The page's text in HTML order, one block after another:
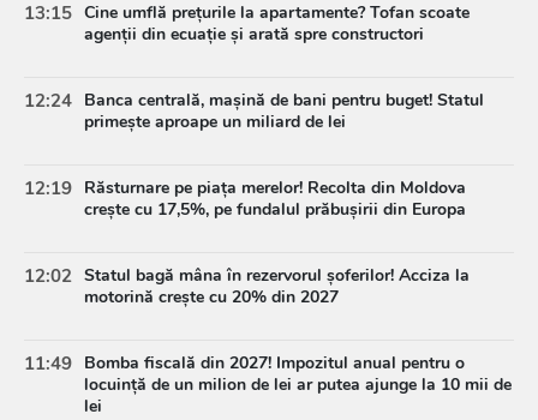
13:15 Cine umflă prețurile la apartamente? Tofan scoate
agenții din ecuație și arată spre constructori
12:24 Banca centrală, mașină de bani pentru buget! Statul
primește aproape un miliard de lei
12:19 Răsturnare pe piața merelor! Recolta din Moldova
crește cu 17,5%, pe fundalul prăbușirii din Europa
12:02 Statul bagă mâna în rezervorul șoferilor! Acciza la
motorină crește cu 20% din 2027
11:49 Bomba fiscală din 2027! Impozitul anual pentru o
locuință de un milion de lei ar putea ajunge la 10 mii de
lei